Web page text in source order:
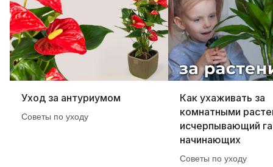
Уход за антуриумом
Советы по уходу
Как ухаживать за
комнатными
исчерпывающий
начинающих
Советы по уходу